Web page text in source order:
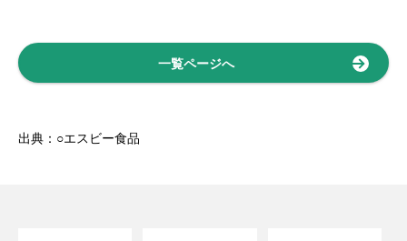
一覧ページへ
出典：○エスビー食品